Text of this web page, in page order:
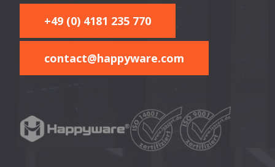
+49 (0) 4181 235 770
contact@happyware.com